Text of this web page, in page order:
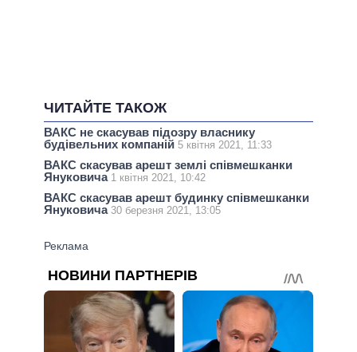
ЧИТАЙТЕ ТАКОЖ
ВАКС не скасував підозру власнику
будівельних компаній 5 квітня 2021, 11:33
ВАКС скасував арешт землі співмешканки
Януковича 1 квітня 2021, 10:42
ВАКС скасував арешт будинку співмешканки
Януковича 30 березня 2021, 13:05